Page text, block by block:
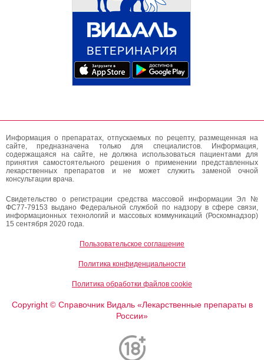
Информация о препаратах, отпускаемых по рецепту, размещенная на
сайте, предназначена только для специалистов. Информация,
содержащаяся на сайте, не должна использоваться пациентами для
принятия самостоятельного решения о применении представленных
лекарственных препаратов и не может служить заменой очной
консультации врача.
Свидетельство о регистрации средства массовой информации Эл №
ФС77-79153 выдано Федеральной службой по надзору в сфере связи,
информационных технологий и массовых коммуникаций (Роскомнадзор)
15 сентября 2020 года.
Пользовательское соглашение
Политика конфиденциальности
Политика обработки файлов cookie
Copyright ©Справочник Видаль «Лекарственные препараты в
России»